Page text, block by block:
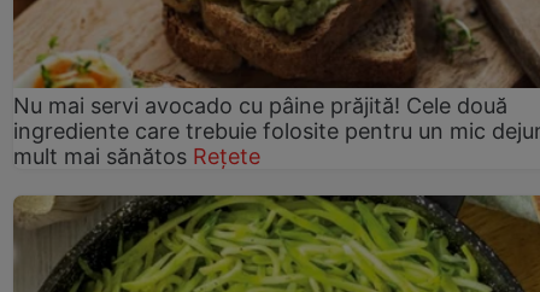
Nu mai servi avocado cu pâine prăjită! Cele două
ingrediente care trebuie folosite pentru un mic
mult mai sănătos Rețete